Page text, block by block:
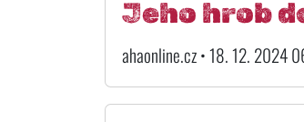
Jeho hrob
ahaonline.cz • 18. 12. 2024